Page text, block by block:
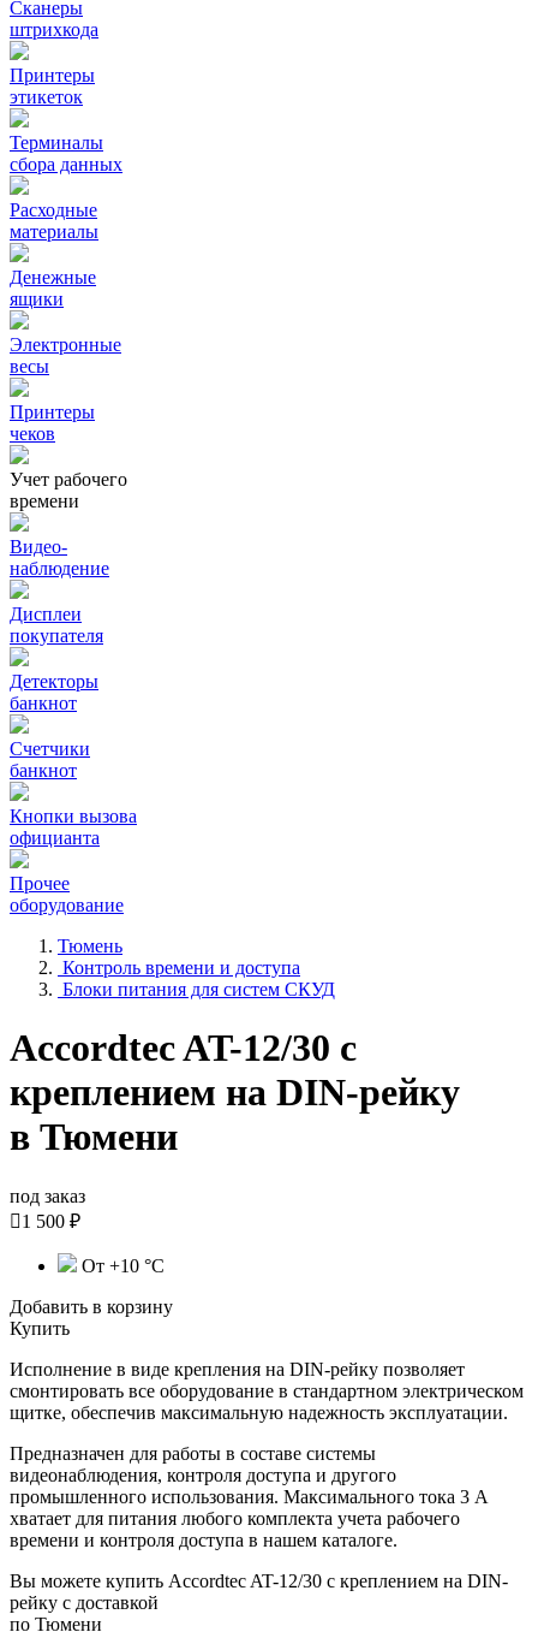
Сканеры
штрихкода
Принтеры
этикеток
Терминалы
сбора данных
Расходные
материалы
Денежные
ящики
Электронные
весы
Принтеры
чеков
Учет рабочего
времени
Видео‑
наблюдение
Дисплеи
покупателя
Детекторы
банкнот
Счетчики
банкнот
Кнопки вызова
официанта
Прочее
оборудование
Тюмень
Контроль времени и доступа
Блоки питания для систем СКУД
Accordtec AT-12/30 с
креплением на DIN-рейку
в Тюмени
под заказ
1 500 ₽
От +10 °С
Добавить в корзину
Купить
Исполнение в виде крепления на DIN-рейку позволяет
смонтировать все оборудование в стандартном электрическом
щитке, обеспечив максимальную надежность эксплуатации.
Предназначен для работы в составе системы
видеонаблюдения, контроля доступа и другого
промышленного использования. Максимального тока 3 А
хватает для питания любого комплекта учета рабочего
времени и контроля доступа в нашем каталоге.
Вы можете купить Accordtec AT-12/30 с креплением на DIN-
рейку с доставкой
по Тюмени